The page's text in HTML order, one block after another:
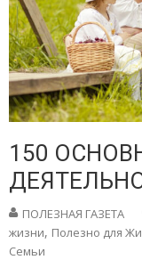
150
ПОЛЕЗНАЯ ГАЗЕТА
жизни, Полезно для
Семьи